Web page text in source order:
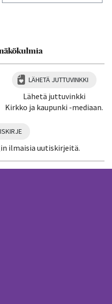
LÄHETÄ JUTTUVINKKI
Lähetä juttuvinkki
Kirkko ja kaupunki -mediaan.
ilmaisia uutiskirjeitä.